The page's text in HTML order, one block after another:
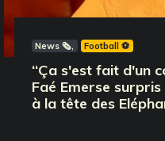
News 🗞️ Football ⚽️
‘‘Ça s'est fait d'un
Faé Emerse
à la tête des